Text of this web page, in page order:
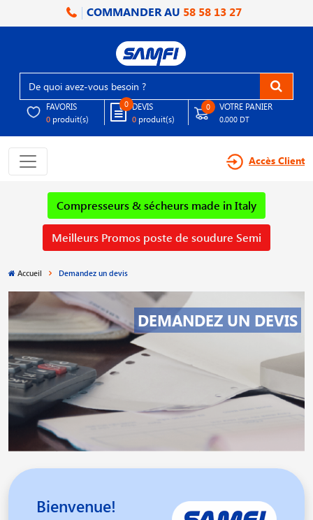
COMMANDER AU 58 58 13 27
FAVORIS
0 produit(s)
0 DEVIS
0 produit(s)
0 VOTRE PANIER
0.000 DT
Accès Client
Compresseurs & sécheurs made in Italy
Meilleurs Promos poste de soudure Semi
Accueil Demandez un devis
DEMANDEZ UN DEVIS
Bienvenue!